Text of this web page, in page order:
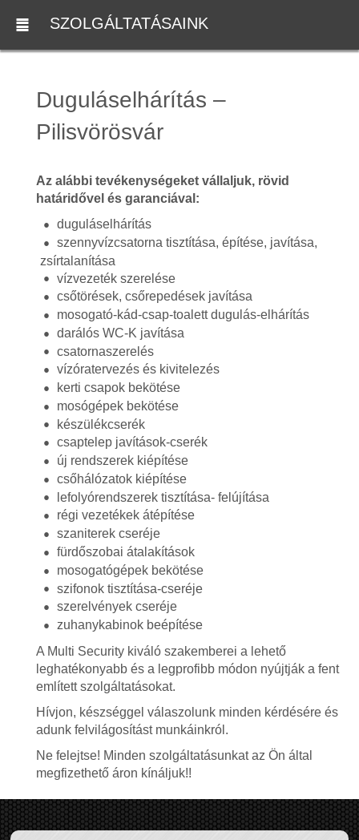
SZOLGÁLTATÁSAINK
Duguláselhárítás –
Pilisvörösvár
Az alábbi tevékenységeket vállaljuk, rövid
határidővel és garanciával:
duguláselhárítás
szennyvízcsatorna tisztítása, építése, javítása,
zsírtalanítása
vízvezeték szerelése
csőtörések, csőrepedések javítása
mosogató-kád-csap-toalett dugulás-elhárítás
darálós WC-K javítása
csatornaszerelés
vízóratervezés és kivitelezés
kerti csapok bekötése
mosógépek bekötése
készülékcserék
csaptelep javítások-cserék
új rendszerek kiépítése
csőhálózatok kiépítése
lefolyórendszerek tisztítása- felújítása
régi vezetékek átépítése
szaniterek cseréje
fürdőszobai átalakítások
mosogatógépek bekötése
szifonok tisztítása-cseréje
szerelvények cseréje
zuhanykabinok beépítése
A Multi Security kiváló szakemberei a lehető
leghatékonyabb és a legprofibb módon nyújtják a fent
említett szolgáltatásokat.
Hívjon, készséggel válaszolunk minden kérdésére és
adunk felvilágosítást munkáinkról.
Ne felejtse! Minden szolgáltatásunkat az Ön által
megfizethető áron kínáljuk!!